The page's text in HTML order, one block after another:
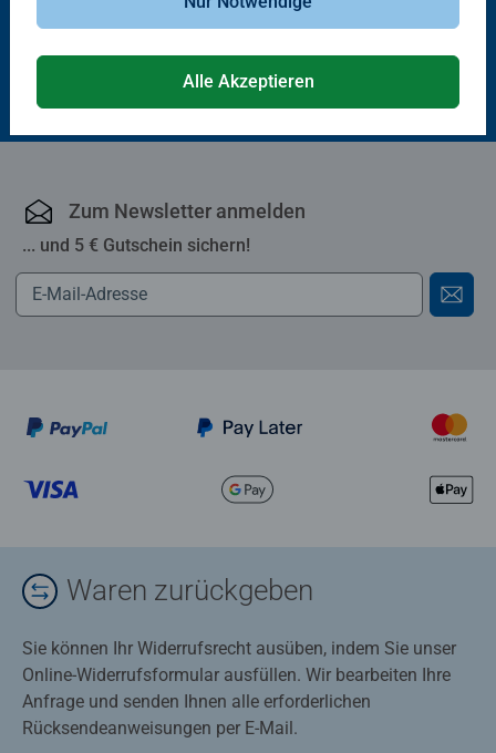
Zum Newsletter anmelden
... und 5 € Gutschein sichern!
Waren zurückgeben
Sie können Ihr Widerrufsrecht ausüben, indem Sie unser
Online-Widerrufsformular ausfüllen. Wir bearbeiten Ihre
Anfrage und senden Ihnen alle erforderlichen
Rücksendeanweisungen per E-Mail.
Alle Akzeptieren